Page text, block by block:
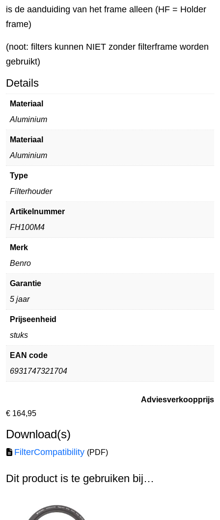
is de aanduiding van het frame alleen (HF = Holder
frame)
(noot: filters kunnen NIET zonder filterframe worden
gebruikt)
Details
Materiaal
Aluminium
Materiaal
Aluminium
Type
Filterhouder
Artikelnummer
FH100M4
Merk
Benro
Garantie
5 jaar
Prijseenheid
stuks
EAN code
6931747321704
Adviesverkoopprijs
€ 164,95
Download(s)
FilterCompatibility (PDF)
Dit product is te gebruiken bij…